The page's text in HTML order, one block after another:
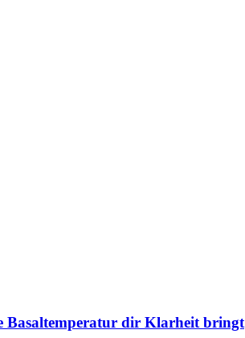
Basaltemperatur dir Klarheit bringt